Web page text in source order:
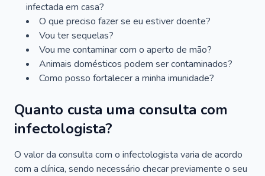
infectada em casa?
O que preciso fazer se eu estiver doente?
Vou ter sequelas?
Vou me contaminar com o aperto de mão?
Animais domésticos podem ser contaminados?
Como posso fortalecer a minha imunidade?
Quanto custa uma consulta com
infectologista?
O valor da consulta com o infectologista varia de acordo
com a clínica, sendo necessário checar previamente o seu